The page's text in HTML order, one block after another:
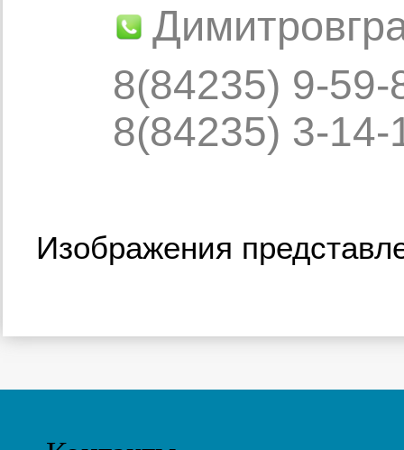
8(84235) 9-59-
8(84235) 3-14-
Изображения